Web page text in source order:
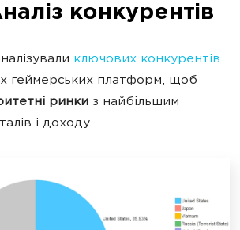
конкурентів
ключових конкурентів
геймерських платформ, щоб
ринки з найбільшим
і доходу.